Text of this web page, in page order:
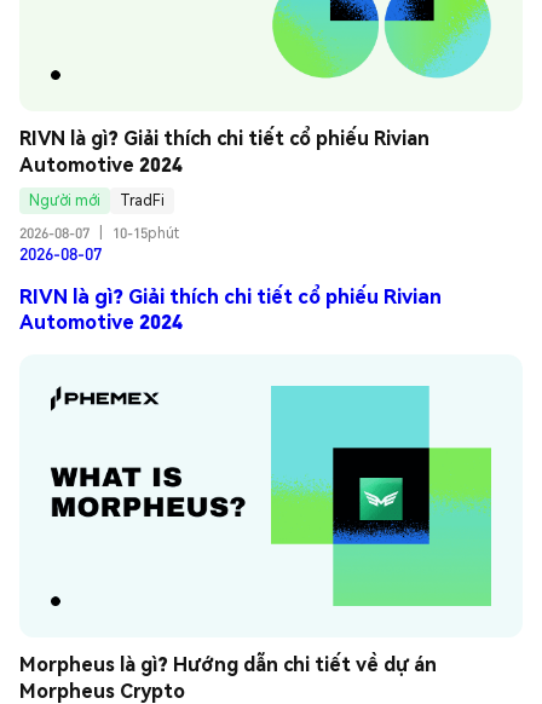
RIVN là gì? Giải thích chi tiết cổ phiếu Rivian
Automotive 2024
Người mới
TradFi
2026-08-07
10-15phút
2026-08-07
RIVN là gì? Giải thích chi tiết cổ phiếu Rivian
Automotive 2024
Morpheus là gì? Hướng dẫn chi tiết về dự án
Morpheus Crypto